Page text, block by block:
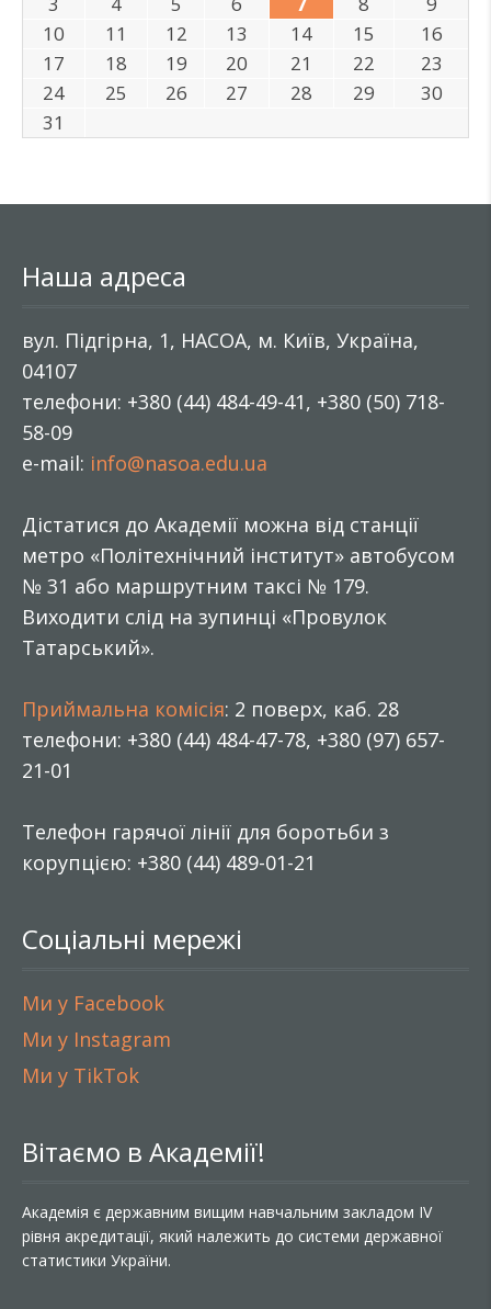
10
11 12 13 14 15
16
17
18 19 20 21 22
23
24
25 26 27 28 29
30
31
Наша адреса
вул. Підгірна, 1, НАСОА, м. Київ, Україна,
04107
телефони: +380 (44) 484-49-41, +380 (50) 718-
58-09
e-mail: info@nasoa.edu.ua
Дістатися до Академії можна від станції
метро «Політехнічний інститут» автобусом
№ 31 або маршрутним таксі № 179.
Виходити слід на зупинці «Провулок
Татарський».
Приймальна комісія: 2 поверх, каб. 28
телефони: +380 (44) 484-47-78, +380 (97) 657-
21-01
Телефон гарячої лінії для боротьби з
корупцією: +380 (44) 489-01-21
Соціальні мережі
Ми у Facebook
Ми у Instagram
Ми у TikTok
Вітаємо в Академії!
Академія є державним вищим навчальним закладом IV
рівня акредитації, який належить до системи державної
статистики України.